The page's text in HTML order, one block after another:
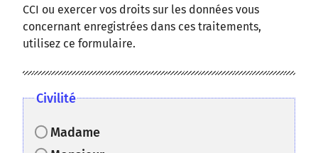
CCI ou exercer vos droits sur les données vous
concernant enregistrées dans ces traitements,
utilisez ce formulaire.
Civilité
Madame